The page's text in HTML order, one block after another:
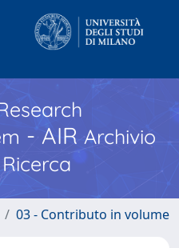
- AIR Archivio
03 - Contributo in volume